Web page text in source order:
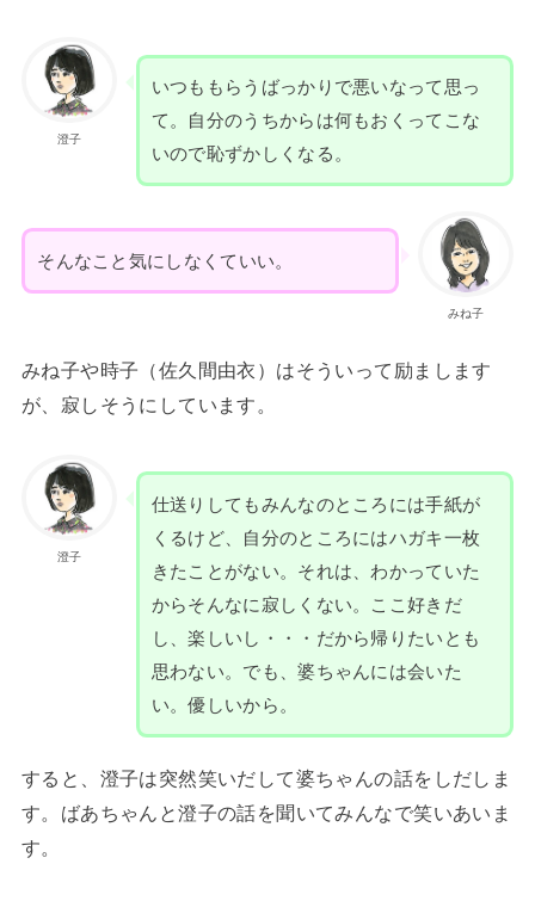
澄子
いつももらうばっかりで悪いなって思っ
て。自分のうちからは何もおくってこな
いので恥ずかしくなる。
みね子
そんなこと気にしなくていい。
みね子や時子（佐久間由衣）はそういって励まします
が、寂しそうにしています。
澄子
仕送りしてもみんなのところには手紙が
くるけど、自分のところにはハガキ一枚
きたことがない。それは、わかっていた
からそんなに寂しくない。ここ好きだ
し、楽しいし・・・だから帰りたいとも
思わない。でも、婆ちゃんには会いた
い。優しいから。
すると、澄子は突然笑いだして婆ちゃんの話をしだしま
す。ばあちゃんと澄子の話を聞いてみんなで笑いあいま
す。